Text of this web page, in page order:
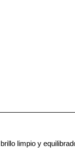
limpio y